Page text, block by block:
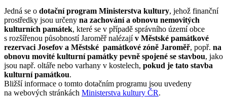
Jedná se o dotační program Ministerstva kultury, jehož finanční
prostředky jsou určeny na zachování a obnovu nemovitých
kulturních památek, které se v případě správního území obce
s rozšířenou působností Jaroměř nalézajív Městské památkové
rezervaci Josefov a Městské památkové zóně Jaroměř, popř. na
obnovu movité kulturní památky pevně spojené se stavbou, jako
jsou např. oltáře nebo varhany v kostelech, pokud je tato stavba
kulturní památkou.
Bližší informace o tomto dotačním programu jsou uvedeny
na webových stránkách Ministerstva kultury ČR.